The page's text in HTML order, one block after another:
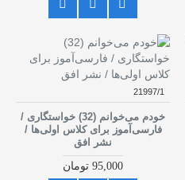
21997/1
خودم می‌خوانم (32) خواستگاری /
فارسی‌آموز برای کلاس اولی‌ها /
نشر افق
95,000 تومان